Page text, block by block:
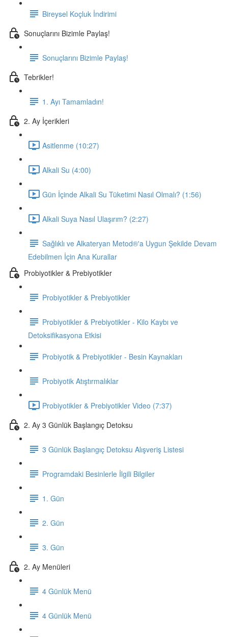
Bireysel Koçluk İndirimi
Sonuçlarını Bizimle Paylaş!
Sonuçlarını Bizimle Paylaş!
Tebrikler!
1. Ayı Tamamladın!
2. Ay İçerikleri
Asitlenme (10:27)
Alkali Su (4:00)
Gün İçinde Alkali Su Tüketimi Nasıl Olmalı? (1:56)
Alkali Suya Nasıl Ulaşırım? (2:27)
Sağlıklı ve Alkateryan Metod®'a Uygun Şekilde Devam
Edebilmen İçin Ana Kurallar
Probiyotikler & Prebiyotikler
Probiyotikler & Prebiyotikler
Probiyotikler & Prebiyotikler - Kilo Kaybı ve
Detoksifikasyona Etkisi
Probiyotik & Prebiyotikler - Besin Kaynakları
Probiyotik Atıştırmalıklar
Probiyotikler & Prebiyotikler Video (7:37)
2. Ay 3 Günlük Başlangıç Detoksu
3 Günlük Başlangıç Detoksu Alışveriş Listesi
Programdaki Besinlerle İlgili Bilgiler
1. Gün
2. Gün
3. Gün
2. Ay Menüleri
4 Günlük Menü
4 Günlük Menü